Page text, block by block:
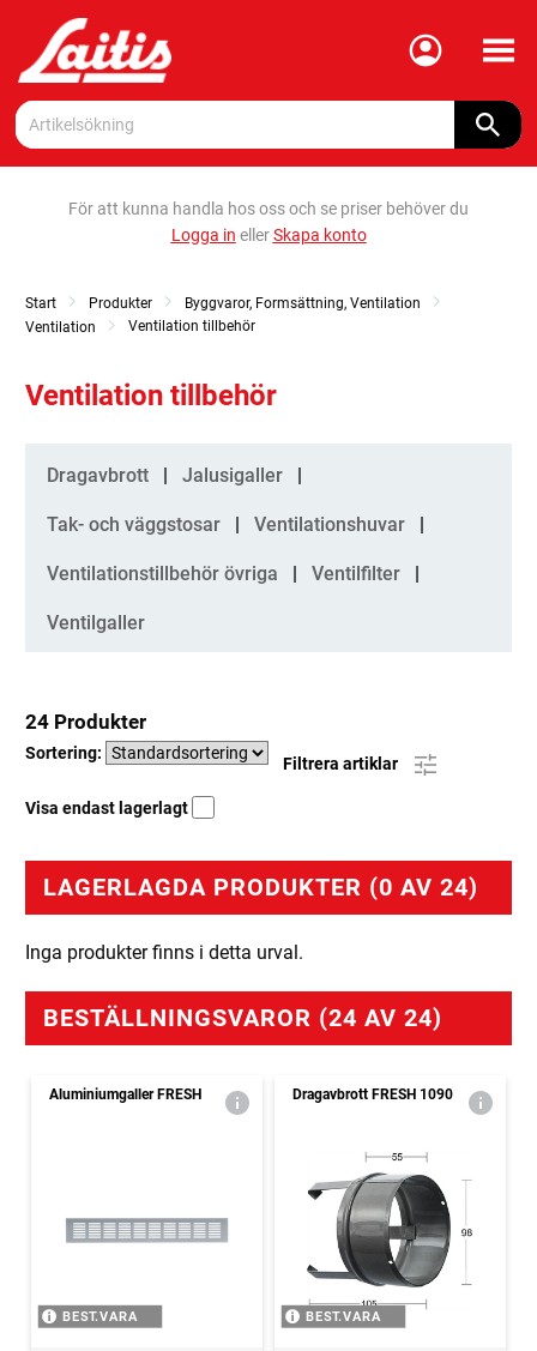
Meny
För att kunna handla hos oss och se priser behöver du
Logga in ellerSkapa konto
Start Produkter
Byggvaror, Formsättning, Ventilation
Ventilation
Ventilation tillbehör
Ventilation tillbehör
Kategorier
Dragavbrott Jalusigaller
Tak- och väggstosar Ventilationshuvar
Ventilationstillbehör övriga Ventilfilter
Ventilgaller
24 Produkter
Sortering:
Filtrera artiklar
Visa endast lagerlagt
LAGERLAGDA PRODUKTER (0 AV 24)
Inga produkter finns i detta urval.
BESTÄLLNINGSVAROR (24 AV 24)
Aluminiumgaller FRESH
BEST.VARA
Dragavbrott FRESH 1090
BEST.VARA